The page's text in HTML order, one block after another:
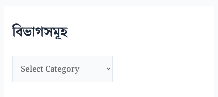
বিভাগসমূহ
ভা